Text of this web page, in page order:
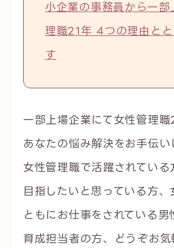
小企業の事務員から一部
理職21年 4つの理由と
す
一部上場企業にて女性管理職
あなたの悩み解決をお手伝い
女性管理職で活躍されている
目指したいと思っている方、
ともにお仕事をされている男
育成担当者の方、どうぞお気